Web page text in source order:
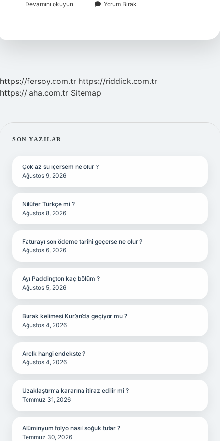
Devamını okuyun
Ne
Yorum Bırak
https://fersoy.com.tr https://riddick.com.tr
https://laha.com.tr Sitemap
SIDEBAR
SON YAZILAR
Çok az su içersem ne olur ?
Ağustos 9, 2026
Nilüfer Türkçe mi ?
Ağustos 8, 2026
Faturayı son ödeme tarihi geçerse ne olur ?
Ağustos 6, 2026
Ayı Paddington kaç bölüm ?
Ağustos 5, 2026
Burak kelimesi Kur’an’da geçiyor mu ?
Ağustos 4, 2026
Arclk hangi endekste ?
Ağustos 4, 2026
Uzaklaştırma kararına itiraz edilir mi ?
Temmuz 31, 2026
Alüminyum folyo nasıl soğuk tutar ?
Temmuz 30, 2026